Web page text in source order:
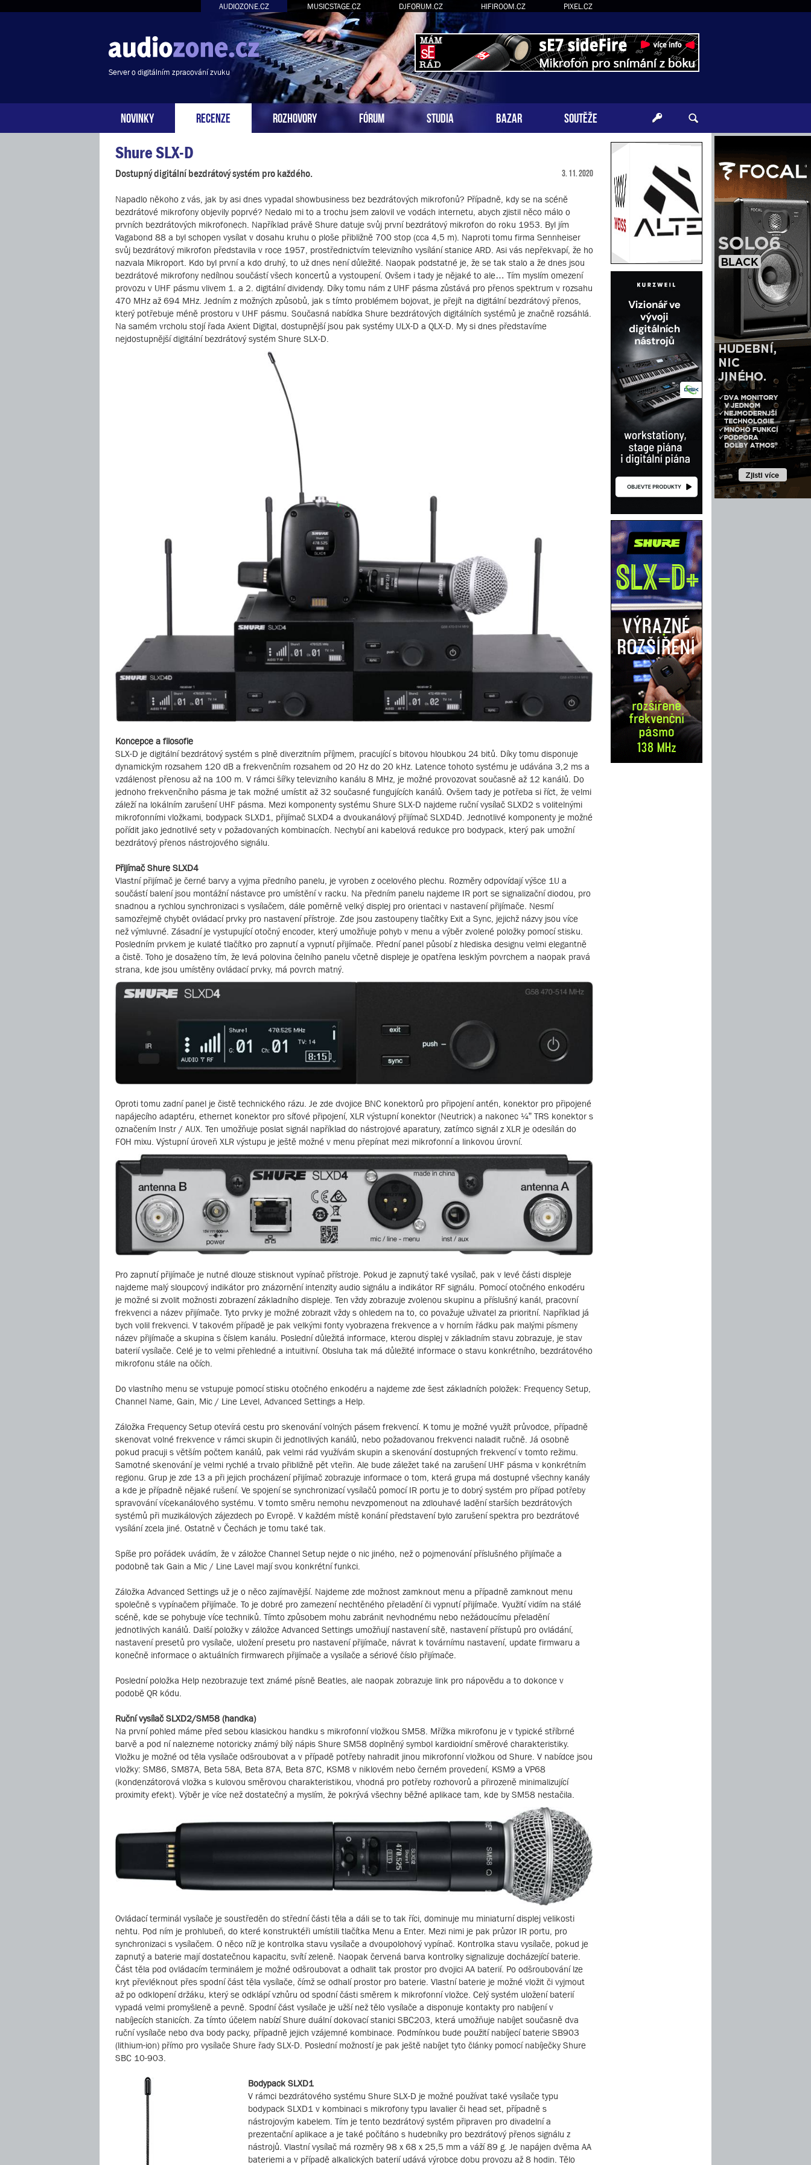
AUDIOZONE.CZ MUSICSTAGE.CZ DJFORUM.CZ HIFIROOM.CZ PIXEL.CZ
Server o digitálním zpracování zvuku
NOVINKY RECENZE ROZHOVORY FÓRUM STUDIA BAZAR SOUTĚŽE
Shure SLX-D
Dostupný digitální bezdrátový systém pro každého. 3. 11. 2020
Napadlo někoho z vás, jak by asi dnes vypadal showbusiness bez bezdrátových mikrofonů? Případně, kdy se na scéně
bezdrátové mikrofony objevily poprvé? Nedalo mi to a trochu jsem zalovil ve vodách internetu, abych zjistil něco málo o
prvních bezdrátových mikrofonech. Například právě Shure datuje svůj první bezdrátový mikrofon do roku 1953. Byl jím
Vagabond 88 a byl schopen vysílat v dosahu kruhu o ploše přibližně 700 stop (cca 4,5 m). Naproti tomu firma Sennheiser
svůj bezdrátový mikrofon představila v roce 1957, prostřednictvím televizního vysílání stanice ARD. Asi vás nepřekvapí, že ho
nazvala Mikroport. Kdo byl první a kdo druhý, to už dnes není důležité. Naopak podstatné je, že se tak stalo a že dnes jsou
bezdrátové mikrofony nedílnou součástí všech koncertů a vystoupení. Ovšem i tady je nějaké to ale… Tím myslím omezení
provozu v UHF pásmu vlivem 1. a 2. digitální dividendy. Díky tomu nám z UHF pásma zůstává pro přenos spektrum v rozsahu
470 MHz až 694 MHz. Jedním z možných způsobů, jak s tímto problémem bojovat, je přejít na digitální bezdrátový přenos,
který potřebuje méně prostoru v UHF pásmu. Současná nabídka Shure bezdrátových digitálních systémů je značně rozsáhlá.
Na samém vrcholu stojí řada Axient Digital, dostupnější jsou pak systémy ULX-D a QLX-D. My si dnes představíme
nejdostupnější digitální bezdrátový systém Shure SLX-D.
Koncepce a filosofie
SLX-D je digitální bezdrátový systém s plně diverzitním příjmem, pracující s bitovou hloubkou 24 bitů. Díky tomu disponuje
dynamickým rozsahem 120 dB a frekvenčním rozsahem od 20 Hz do 20 kHz. Latence tohoto systému je udávána 3,2 ms a
vzdálenost přenosu až na 100 m. V rámci šířky televizního kanálu 8 MHz, je možné provozovat současně až 12 kanálů. Do
jednoho frekvenčního pásma je tak možné umístit až 32 současné fungujících kanálů. Ovšem tady je potřeba si říct, že velmi
záleží na lokálním zarušení UHF pásma. Mezi komponenty systému Shure SLX-D najdeme ruční vysílač SLXD2 s volitelnými
mikrofonními vložkami, bodypack SLXD1, přijímač SLXD4 a dvoukanálový přijímač SLXD4D. Jednotlivé komponenty je možné
pořídit jako jednotlivé sety v požadovaných kombinacích. Nechybí ani kabelová redukce pro bodypack, který pak umožní
bezdrátový přenos nástrojového signálu.
Přijímač Shure SLXD4
Vlastní přijímač je černé barvy a vyjma předního panelu, je vyroben z ocelového plechu. Rozměry odpovídají výšce 1U a
součástí balení jsou montážní nástavce pro umístění v racku. Na předním panelu najdeme IR port se signalizační diodou, pro
snadnou a rychlou synchronizaci s vysílačem, dále poměrně velký displej pro orientaci v nastavení přijímače. Nesmí
samozřejmě chybět ovládací prvky pro nastavení přístroje. Zde jsou zastoupeny tlačítky Exit a Sync, jejichž názvy jsou více
než výmluvné. Zásadní je vystupující otočný encoder, který umožňuje pohyb v menu a výběr zvolené položky pomocí stisku.
Posledním prvkem je kulaté tlačítko pro zapnutí a vypnutí přijímače. Přední panel působí z hlediska designu velmi elegantně
a čistě. Toho je dosaženo tím, že levá polovina čelního panelu včetně displeje je opatřena lesklým povrchem a naopak pravá
strana, kde jsou umístěny ovládací prvky, má povrch matný.
Oproti tomu zadní panel je čistě technického rázu. Je zde dvojice BNC konektorů pro připojení antén, konektor pro připojené
napájecího adaptéru, ethernet konektor pro síťové připojení, XLR výstupní konektor (Neutrick) a nakonec ¼” TRS konektor s
označením Instr / AUX. Ten umožňuje poslat signál například do nástrojové aparatury, zatímco signál z XLR je odesílán do
FOH mixu. Výstupní úroveň XLR výstupu je ještě možné v menu přepínat mezi mikrofonní a linkovou úrovní.
Pro zapnutí přijímače je nutné dlouze stisknout vypínač přístroje. Pokud je zapnutý také vysílač, pak v levé části displeje
najdeme malý sloupcový indikátor pro znázornění intenzity audio signálu a indikátor RF signálu. Pomocí otočného enkodéru
je možné si zvolit možnosti zobrazení základního displeje. Ten vždy zobrazuje zvolenou skupinu a příslušný kanál, pracovní
frekvenci a název přijímače. Tyto prvky je možné zobrazit vždy s ohledem na to, co považuje uživatel za prioritní. Například já
bych volil frekvenci. V takovém případě je pak velkými fonty vyobrazena frekvence a v horním řádku pak malými písmeny
název přijímače a skupina s číslem kanálu. Poslední důležitá informace, kterou displej v základním stavu zobrazuje, je stav
baterií vysílače. Celé je to velmi přehledné a intuitivní. Obsluha tak má důležité informace o stavu konkrétního, bezdrátového
mikrofonu stále na očích.
Do vlastního menu se vstupuje pomocí stisku otočného enkodéru a najdeme zde šest základních položek: Frequency Setup,
Channel Name, Gain, Mic / Line Level, Advanced Settings a Help.
Záložka Frequency Setup otevírá cestu pro skenování volných pásem frekvencí. K tomu je možné využít průvodce, případně
skenovat volné frekvence v rámci skupin či jednotlivých kanálů, nebo požadovanou frekvenci naladit ručně. Já osobně
pokud pracuji s větším počtem kanálů, pak velmi rád využívám skupin a skenování dostupných frekvencí v tomto režimu.
Samotné skenování je velmi rychlé a trvalo přibližně pět vteřin. Ale bude záležet také na zarušení UHF pásma v konkrétním
regionu. Grup je zde 13 a při jejich procházení přijímač zobrazuje informace o tom, která grupa má dostupné všechny kanály
a kde je případně nějaké rušení. Ve spojení se synchronizací vysílačů pomocí IR portu je to dobrý systém pro případ potřeby
spravování vícekanálového systému. V tomto směru nemohu nevzpomenout na zdlouhavé ladění starších bezdrátových
systémů při muzikálových zájezdech po Evropě. V každém místě konání představení bylo zarušení spektra pro bezdrátové
vysílání zcela jiné. Ostatně v Čechách je tomu také tak.
Spíše pro pořádek uvádím, že v záložce Channel Setup nejde o nic jiného, než o pojmenování příslušného přijímače a
podobně tak Gain a Mic / Line Lavel mají svou konkrétní funkci.
Záložka Advanced Settings už je o něco zajímavější. Najdeme zde možnost zamknout menu a případně zamknout menu
společně s vypínačem přijímače. To je dobré pro zamezení nechtěného přeladění či vypnutí přijímače. Využití vidím na stálé
scéně, kde se pohybuje více techniků. Tímto způsobem mohu zabránit nevhodnému nebo nežádoucímu přeladění
jednotlivých kanálů. Další položky v záložce Advanced Settings umožňují nastavení sítě, nastavení přístupů pro ovládání,
nastavení presetů pro vysílače, uložení presetu pro nastavení přijímače, návrat k továrnímu nastavení, update firmwaru a
konečně informace o aktuálních firmwarech přijímače a vysílače a sériové číslo přijímače.
Poslední položka Help nezobrazuje text známé písně Beatles, ale naopak zobrazuje link pro nápovědu a to dokonce v
podobě QR kódu.
Ruční vysílač SLXD2/SM58 (handka)
Na první pohled máme před sebou klasickou handku s mikrofonní vložkou SM58. Mřížka mikrofonu je v typické stříbrné
barvě a pod ní nalezneme notoricky známý bílý nápis Shure SM58 doplněný symbol kardioidní směrové charakteristiky.
Vložku je možné od těla vysílače odšroubovat a v případě potřeby nahradit jinou mikrofonní vložkou od Shure. V nabídce jsou
vložky: SM86, SM87A, Beta 58A, Beta 87A, Beta 87C, KSM8 v niklovém nebo černém provedení, KSM9 a VP68
(kondenzátorová vložka s kulovou směrovou charakteristikou, vhodná pro potřeby rozhovorů a přirozeně minimalizující
proximity efekt). Výběr je více než dostatečný a myslím, že pokrývá všechny běžné aplikace tam, kde by SM58 nestačila.
Ovládací terminál vysílače je soustředěn do střední části těla a dáli se to tak říci, dominuje mu miniaturní displej velikosti
nehtu. Pod ním je prohlubeň, do které konstruktéři umístili tlačítka Menu a Enter. Mezi nimi je pak průzor IR portu, pro
synchronizaci s vysílačem. O něco níž je kontrolka stavu vysílače a dvoupolohový vypínač. Kontrolka stavu vysílače, pokud je
zapnutý a baterie mají dostatečnou kapacitu, svítí zeleně. Naopak červená barva kontrolky signalizuje docházející baterie.
Část těla pod ovládacím terminálem je možné odšroubovat a odhalit tak prostor pro dvojici AA baterií. Po odšroubování lze
kryt převléknout přes spodní část těla vysílače, čímž se odhalí prostor pro baterie. Vlastní baterie je možné vložit či vyjmout
až po odklopení držáku, který se odklápí vzhůru od spodní části směrem k mikrofonní vložce. Celý systém uložení baterií
vypadá velmi promyšleně a pevně. Spodní část vysílače je užší než tělo vysílače a disponuje kontakty pro nabíjení v
nabíjecích stanicích. Za tímto účelem nabízí Shure duální dokovací stanici SBC203, která umožňuje nabíjet současně dva
ruční vysílače nebo dva body packy, případně jejich vzájemné kombinace. Podmínkou bude použití nabíjecí baterie SB903
(lithium-ion) přímo pro vysílače Shure řady SLX-D. Poslední možností je pak ještě nabíjet tyto články pomocí nabíječky Shure
SBC 10-903.
Bodypack SLXD1
V rámci bezdrátového systému Shure SLX-D je možné používat také vysílače typu
bodypack SLXD1 v kombinaci s mikrofony typu lavalier či head set, případně s
nástrojovým kabelem. Tím je tento bezdrátový systém připraven pro divadelní a
prezentační aplikace a je také počítáno s hudebníky pro bezdrátový přenos signálu z
nástrojů. Vlastní vysílač má rozměry 98 x 68 x 25,5 mm a váží 89 g. Je napájen dvěma AA
bateriemi a v případě alkalických baterií udává výrobce dobu provozu až 8 hodin. Tělo